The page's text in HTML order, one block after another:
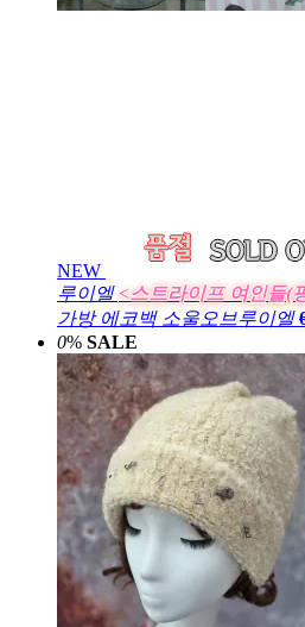
NEW
루이엘 <스트라이프 여인들(
가방 에코백 소울오브루이엘
0% SALE